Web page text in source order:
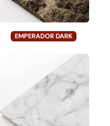
EMPERADOR DARK